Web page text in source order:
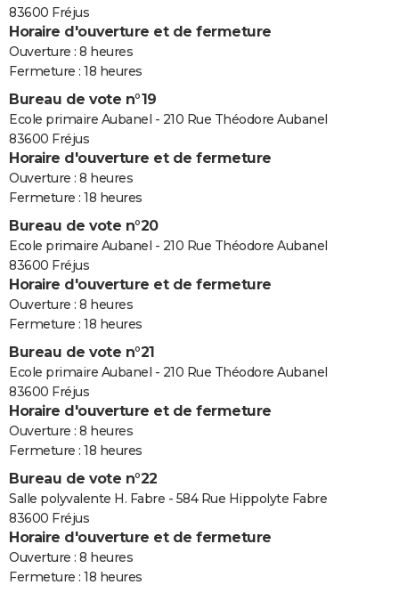
83600 Fréjus
Horaire d'ouverture et de fermeture
Ouverture : 8 heures
Fermeture : 18 heures
Bureau de vote n°19
Ecole primaire Aubanel - 210 Rue Théodore Aubanel
83600 Fréjus
Horaire d'ouverture et de fermeture
Ouverture : 8 heures
Fermeture : 18 heures
Bureau de vote n°20
Ecole primaire Aubanel - 210 Rue Théodore Aubanel
83600 Fréjus
Horaire d'ouverture et de fermeture
Ouverture : 8 heures
Fermeture : 18 heures
Bureau de vote n°21
Ecole primaire Aubanel - 210 Rue Théodore Aubanel
83600 Fréjus
Horaire d'ouverture et de fermeture
Ouverture : 8 heures
Fermeture : 18 heures
Bureau de vote n°22
Salle polyvalente H. Fabre - 584 Rue Hippolyte Fabre
83600 Fréjus
Horaire d'ouverture et de fermeture
Ouverture : 8 heures
Fermeture : 18 heures